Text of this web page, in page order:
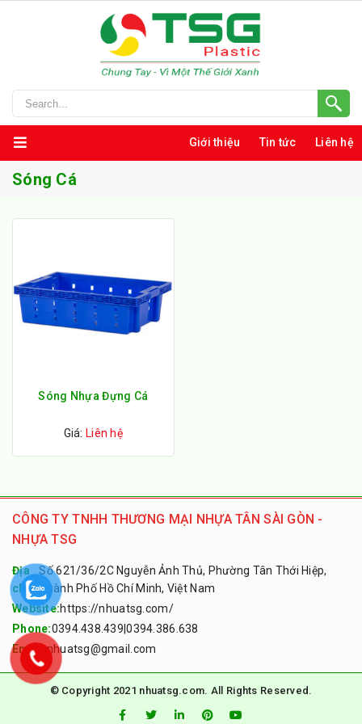
Giới thiệu Tin tức Liên hệ
Sóng Cá
Sóng Nhựa Đựng Cá
Giá: Liên hệ
CÔNG TY TNHH THƯƠNG MẠI NHỰA TÂN SÀI GÒN -
NHỰA TSG
Địa
chỉ:
Số 621/36/2C Nguyễn Ảnh Thủ, Phường Tân Thới Hiệp,
Thành Phố Hồ Chí Minh, Việt Nam
Website:https://nhuatsg.com/
Phone:0394.438.439 |0394.386.638
Email:nhuatsg@gmail.com
© Copyright 2021 nhuatsg.com. All Rights Reserved.